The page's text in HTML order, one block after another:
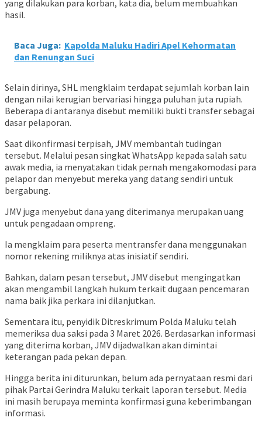
yang dilakukan para korban, kata dia, belum membuahkan
hasil.
Baca Juga: Kapolda Maluku Hadiri Apel Kehormatan
dan Renungan Suci
Selain dirinya, SHL mengklaim terdapat sejumlah korban lain
dengan nilai kerugian bervariasi hingga puluhan juta rupiah.
Beberapa di antaranya disebut memiliki bukti transfer sebagai
dasar pelaporan.
Saat dikonfirmasi terpisah, JMV membantah tudingan
tersebut. Melalui pesan singkat WhatsApp kepada salah satu
awak media, ia menyatakan tidak pernah mengakomodasi para
pelapor dan menyebut mereka yang datang sendiri untuk
bergabung.
JMV juga menyebut dana yang diterimanya merupakan uang
untuk pengadaan ompreng.
Ia mengklaim para peserta mentransfer dana menggunakan
nomor rekening miliknya atas inisiatif sendiri.
Bahkan, dalam pesan tersebut, JMV disebut mengingatkan
akan mengambil langkah hukum terkait dugaan pencemaran
nama baik jika perkara ini dilanjutkan.
Sementara itu, penyidik Ditreskrimum Polda Maluku telah
memeriksa dua saksi pada 3 Maret 2026. Berdasarkan informasi
yang diterima korban, JMV dijadwalkan akan dimintai
keterangan pada pekan depan.
Hingga berita ini diturunkan, belum ada pernyataan resmi dari
pihak Partai Gerindra Maluku terkait laporan tersebut. Media
ini masih berupaya meminta konfirmasi guna keberimbangan
informasi.